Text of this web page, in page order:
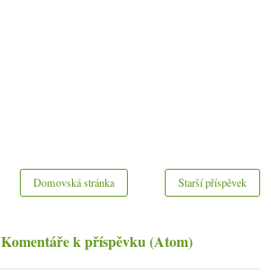
Starší příspěvek
Domovská stránka
Komentáře k příspěvku (Atom)